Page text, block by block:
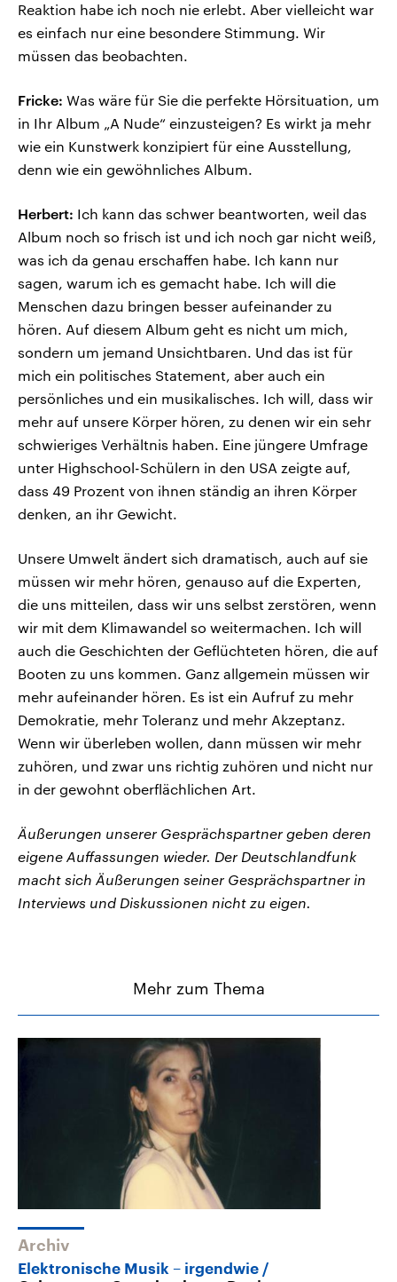
Reaktion habe ich noch nie erlebt. Aber vielleicht war
es einfach nur eine besondere Stimmung. Wir
müssen das beobachten.
Fricke: Was wäre für Sie die perfekte Hörsituation, um
in Ihr Album „A Nude“ einzusteigen? Es wirkt ja mehr
wie ein Kunstwerk konzipiert für eine Ausstellung,
denn wie ein gewöhnliches Album.
Herbert: Ich kann das schwer beantworten, weil das
Album noch so frisch ist und ich noch gar nicht weiß,
was ich da genau erschaffen habe. Ich kann nur
sagen, warum ich es gemacht habe. Ich will die
Menschen dazu bringen besser aufeinander zu
hören. Auf diesem Album geht es nicht um mich,
sondern um jemand Unsichtbaren. Und das ist für
mich ein politisches Statement, aber auch ein
persönliches und ein musikalisches. Ich will, dass wir
mehr auf unsere Körper hören, zu denen wir ein sehr
schwieriges Verhältnis haben. Eine jüngere Umfrage
unter Highschool-Schülern in den USA zeigte auf,
dass 49 Prozent von ihnen ständig an ihren Körper
denken, an ihr Gewicht.
Unsere Umwelt ändert sich dramatisch, auch auf sie
müssen wir mehr hören, genauso auf die Experten,
die uns mitteilen, dass wir uns selbst zerstören, wenn
wir mit dem Klimawandel so weitermachen. Ich will
auch die Geschichten der Geflüchteten hören, die auf
Booten zu uns kommen. Ganz allgemein müssen wir
mehr aufeinander hören. Es ist ein Aufruf zu mehr
Demokratie, mehr Toleranz und mehr Akzeptanz.
Wenn wir überleben wollen, dann müssen wir mehr
zuhören, und zwar uns richtig zuhören und nicht nur
in der gewohnt oberflächlichen Art.
Äußerungen unserer Gesprächspartner geben deren
eigene Auffassungen wieder. Der Deutschlandfunk
macht sich Äußerungen seiner Gesprächspartner in
Interviews und Diskussionen nicht zu eigen.
Mehr zum Thema
Archiv
Elektronische Musik – irgendwie